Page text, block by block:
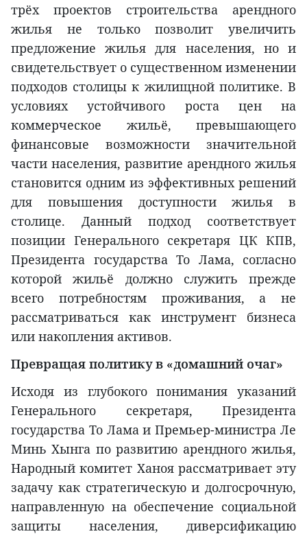
трёх проектов строительства арендного
жилья не только позволит увеличить
предложение жилья для населения, но и
свидетельствует о существенном изменении
подходов столицы к жилищной политике. В
условиях устойчивого роста цен на
коммерческое жильё, превышающего
финансовые возможности значительной
части населения, развитие арендного жилья
становится одним из эффективных решений
для повышения доступности жилья в
столице. Данный подход соответствует
позиции Генерального секретаря ЦК КПВ,
Президента государства То Лама, согласно
которой жильё должно служить прежде
всего потребностям проживания, а не
рассматриваться как инструмент бизнеса
или накопления активов.
Превращая политику в «домашний очаг»
Исходя из глубокого понимания указаний
Генерального секретаря, Президента
государства То Лама и Премьер-министра Ле
Минь Хынга по развитию арендного жилья,
Народный комитет Ханоя рассматривает эту
задачу как стратегическую и долгосрочную,
направленную на обеспечение социальной
защиты населения, диверсификацию